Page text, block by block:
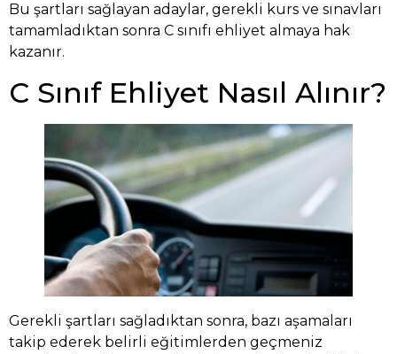
Bu şartları sağlayan adaylar, gerekli kurs ve sınavları
tamamladıktan sonra C sınıfı ehliyet almaya hak
kazanır.
C Sınıf Ehliyet Nasıl Alınır?
Gerekli şartları sağladıktan sonra, bazı aşamaları
takip ederek belirli eğitimlerden geçmeniz